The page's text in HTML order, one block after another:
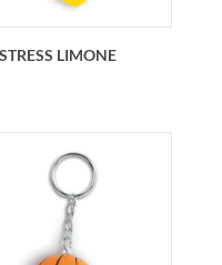
mm
LIMONE